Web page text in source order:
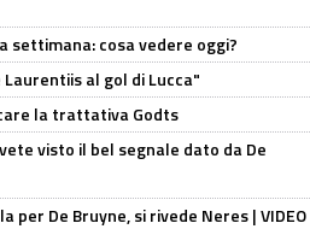
settimana: cosa vedere oggi?
Laurentiis al gol di Lucca"
la trattativa Godts
visto il bel segnale dato da De
per De Bruyne, si rivede Neres | VIDEO